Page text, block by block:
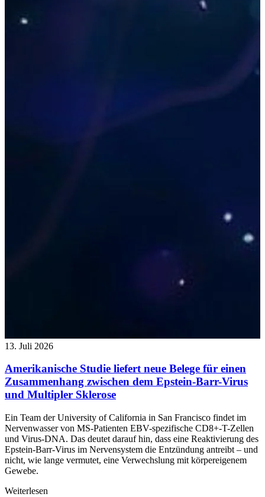
13. Juli 2026
Amerikanische Studie liefert neue Belege für einen
Zusammenhang zwischen dem Epstein-Barr-Virus
und Multipler Sklerose
Ein Team der University of California in San Francisco findet im
Nervenwasser von MS-Patienten EBV-spezifische CD8+-T-Zellen
und Virus-DNA. Das deutet darauf hin, dass eine Reaktivierung des
Epstein-Barr-Virus im Nervensystem die Entzündung antreibt – und
nicht, wie lange vermutet, eine Verwechslung mit körpereigenem
Gewebe.
Weiterlesen